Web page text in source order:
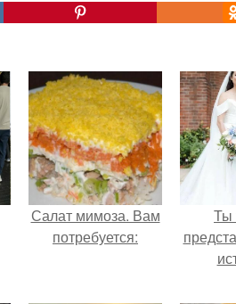
Салат мимоза. Вам
потребуется:
Ты